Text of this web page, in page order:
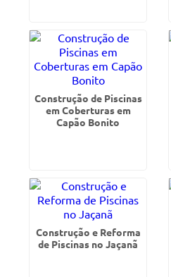
Construção de Piscinas
em Coberturas em
Capão Bonito
Construção e Reforma
de Piscinas no Jaçanã